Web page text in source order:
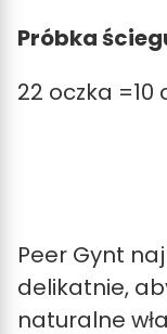
Próbka
22 oczka =10
Peer Gynt
delikatnie,
naturalne